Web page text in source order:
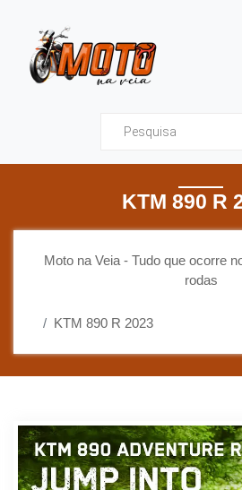
Moto na
KTM 890 R
Moto na Veia - Tudo que ocorre
rodas
KTM 890 R 2023